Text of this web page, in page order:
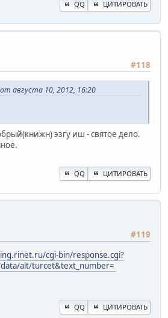
QQ ЦИТИРОВАТЬ
#118
августа 10, 2012, 16:20
эзгу иш - святое дело.
QQ ЦИТИРОВАТЬ
#119
cgi-bin/response.cgi?
alt/turcet&text_number=
QQ ЦИТИРОВАТЬ